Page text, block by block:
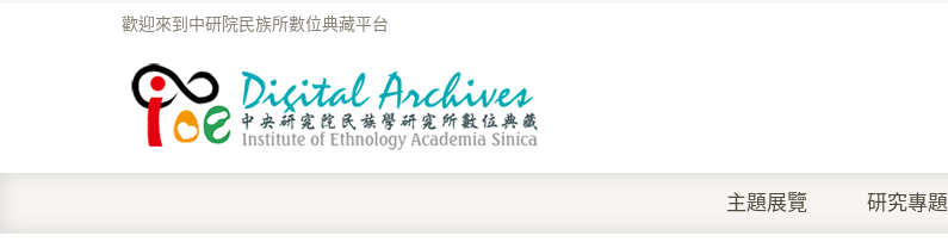
歡迎來到中研院民族所數位典藏平台
主題展覽 研究專題